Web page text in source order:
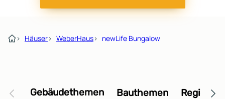
› Häuser› WeberHaus› newLife Bungalow
Gebäudethemen Bauthemen